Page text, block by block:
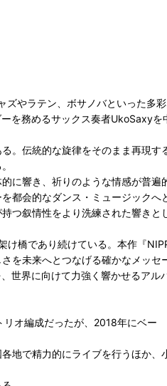
やラテン、ボサノバといった多
務めるサックス奏者UkoSaxy
伝統的な旋律をそのまま再現
に響き、祈りのような情感が普
都会的なダンス・ミュージック
つ叙情性をより洗練された響き
橋であり続けている。本作『
を未来へとつなげる確かなメッセ
界に向けて力強く響かせるアル
オ編成だったが、2018年にベー
で精力的にライブを行うほか